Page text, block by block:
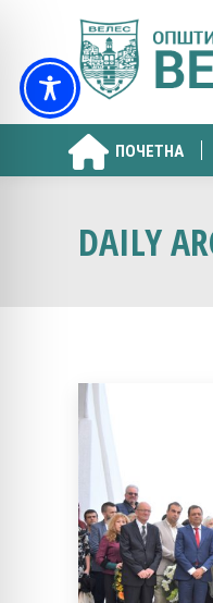
ПОЧЕТНА
DAILY
ПОЧЕТНА